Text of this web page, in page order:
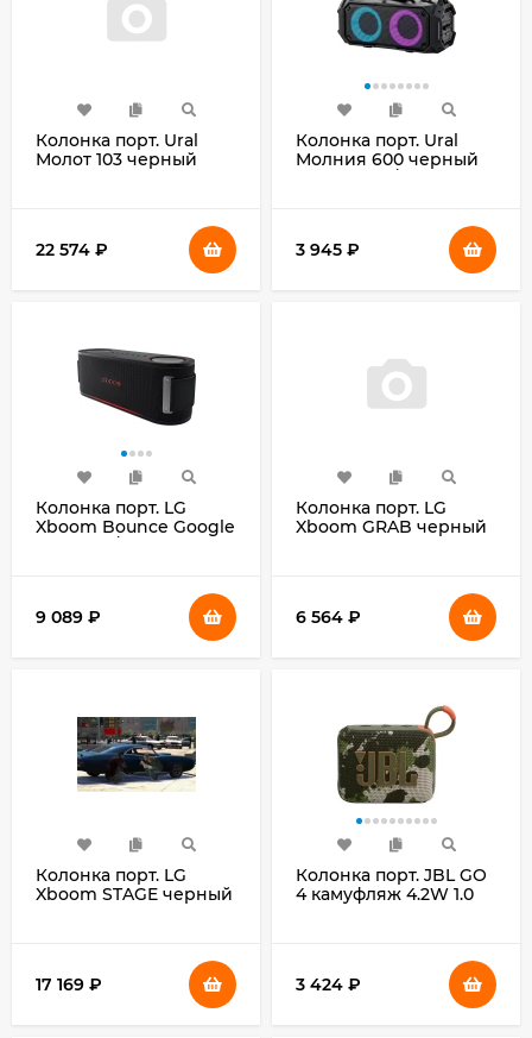
Колонка порт. Ural
Молот 103 черный
22 574 ₽
Колонка порт. Ural
Молния 600 черный
3 945 ₽
Колонка порт. LG
Xboom Bounce Google
9 089 ₽
Колонка порт. LG
Xboom GRAB черный
6 564 ₽
Колонка порт. LG
Xboom STAGE черный
17 169 ₽
Колонка порт. JBL GO
4 камуфляж 4.2W 1.0
3 424 ₽